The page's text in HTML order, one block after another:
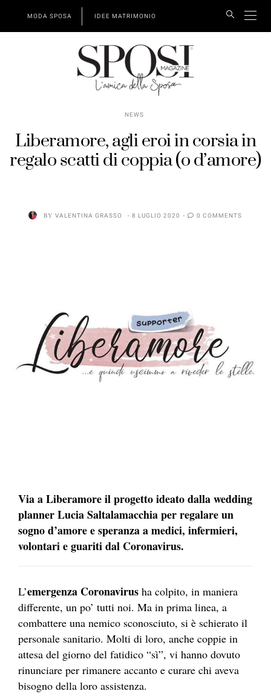
MODA SPOSA IDEE MATRIMONIO
NEWS
Liberamore, agli eroi in corsia in
regalo scatti di coppia (o d’amore)
BY VALENTINA GRASSO 8 LUGLIO 2020 0 COMMENTS
Via a Liberamore il progetto ideato dalla wedding
planner Lucia Saltalamacchia per regalare un
sogno d’amore e speranza a medici, infermieri,
volontari e guariti dal Coronavirus.
L’emergenza Coronavirus ha colpito, in maniera
differente, un po’ tutti noi. Ma in prima linea, a
combattere una nemico sconosciuto, si è schierato il
personale sanitario. Molti di loro, anche coppie in
attesa del giorno del fatidico “sì”, vi hanno dovuto
rinunciare per rimanere accanto e curare chi aveva
bisogno della loro assistenza.